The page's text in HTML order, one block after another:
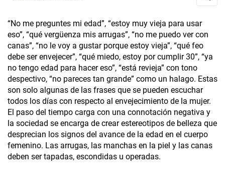
“No me preguntes mi edad”, “estoy muy vieja para usar
eso”, “qué vergüenza mis arrugas”, “no me puedo ver con
canas”, “no le voy a gustar porque estoy vieja”, “qué feo
debe ser envejecer”, “qué miedo, estoy por cumplir 30”, “ya
no tengo edad para hacer eso”, “está revieja” con tono
despectivo, “no pareces tan grande” como un halago. Estas
son solo algunas de las frases que se pueden escuchar
todos los días con respecto al envejecimiento de la mujer.
El paso del tiempo carga con una connotación negativa y
la sociedad se encarga de crear estereotipos de belleza que
desprecian los signos del avance de la edad en el cuerpo
femenino. Las arrugas, las manchas en la piel y las canas
deben ser tapadas, escondidas u operadas.